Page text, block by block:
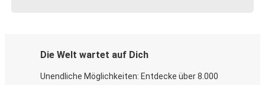
Die Welt wartet auf Dich
Unendliche Möglichkeiten: Entdecke über 8.000